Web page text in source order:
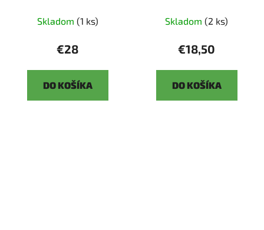
Skladom (1 ks)
€28
DO KOŠÍKA
Skladom (2 ks)
€18,50
DO KOŠÍKA